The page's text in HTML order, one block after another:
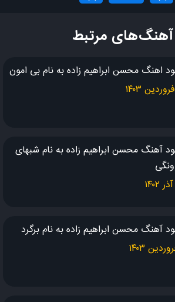
همونی که واسش دل من تنگه
بکنی خودتم میدونی دلت از سنگه
آهنگ‌های مرتبط
اهنگ محسن ابراهیم زاده به نام بی امون
آهنگ محسن ابراهیم زاده به نام شبهای
آهنگ محسن ابراهیم زاده به نام برگرد